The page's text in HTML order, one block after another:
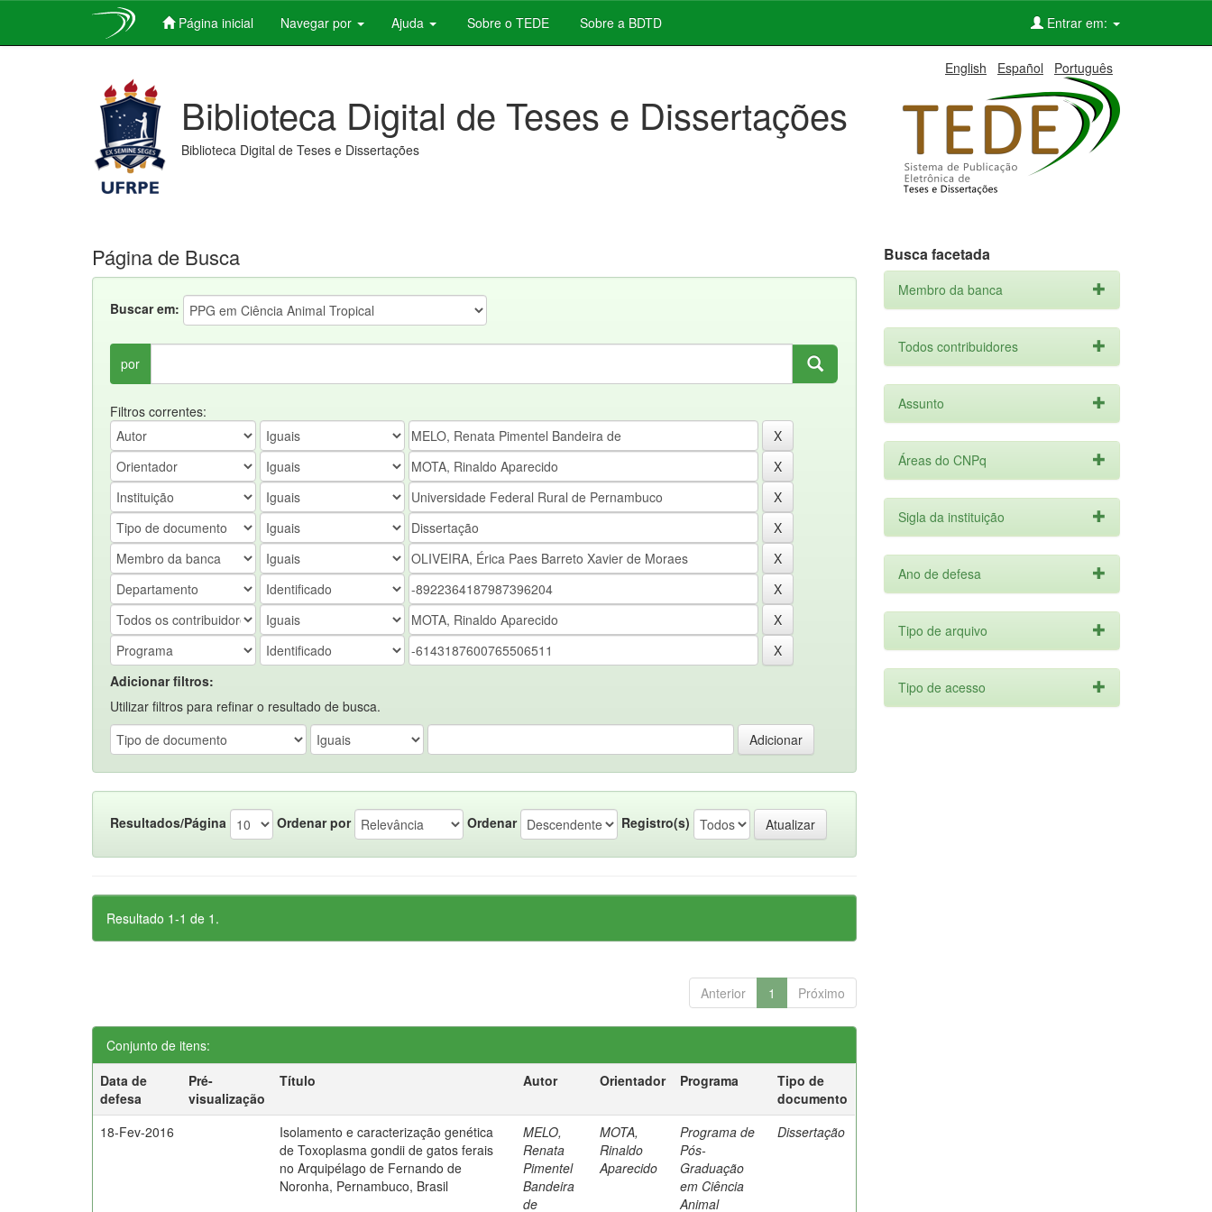
Página inicial Navegar por Ajuda Sobre o TEDE Sobre a BDTD Entrar em:
English Español Português
Biblioteca Digital de Teses e Dissertações
Biblioteca Digital de Teses e Dissertações
Página de Busca
Buscar em:
por
Filtros correntes:
Adicionar filtros:
Utilizar filtros para refinar o resultado de busca.
Resultados/Página Ordenar por Ordenar Registro(s)
Resultado 1-1 de 1.
Anterior 1 Próximo
Conjunto de itens:
Data de
defesa
Pré-
visualização
Título Autor Orientador Programa
Tipo de
documento
18-Fev-2016
Isolamento e caracterização genética
de Toxoplasma gondii de gatos ferais
no Arquipélago de Fernando de
Noronha, Pernambuco, Brasil
MELO,
Renata
Pimentel
Bandeira
de
MOTA,
Rinaldo
Aparecido
Programa de
Pós-
Graduação
em Ciência
Animal
Dissertação
Busca facetada
Membro da banca
Todos contribuidores
Assunto
Áreas do CNPq
Sigla da instituição
Ano de defesa
Tipo de arquivo
Tipo de acesso